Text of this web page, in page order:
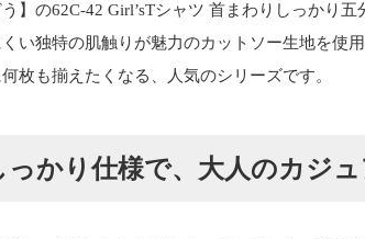
】の62C-42 Girl’sTシャツ 首まわりしっかり五
い独特の肌触りが魅力のカットソー生地を使
枚も揃えたくなる、人気のシリーズです。
かり仕様で、大人のカジ